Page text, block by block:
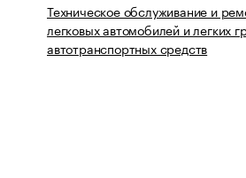
Техническое обслуживание и
легковых автомобилей и легких
автотранспортных средств